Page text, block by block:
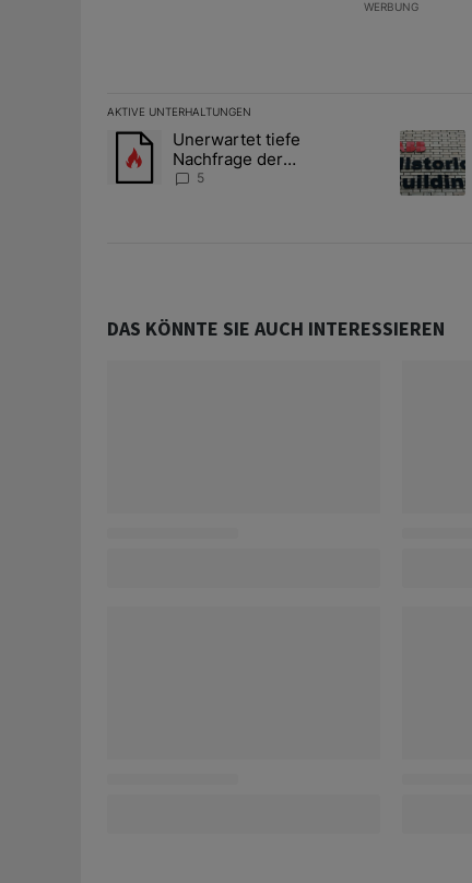
WERBUNG
AKTIVE UNTERHALTUNGEN
Das Folgende ist eine Liste der am meisten
Ein Trendartikel mit dem Titel "Unerwartet tiefe
Unerwartet tiefe
Nachfrage der
Zentralbanken könnte
5
Ein
DAS KÖNNTE SIE AUCH INTERESSIEREN